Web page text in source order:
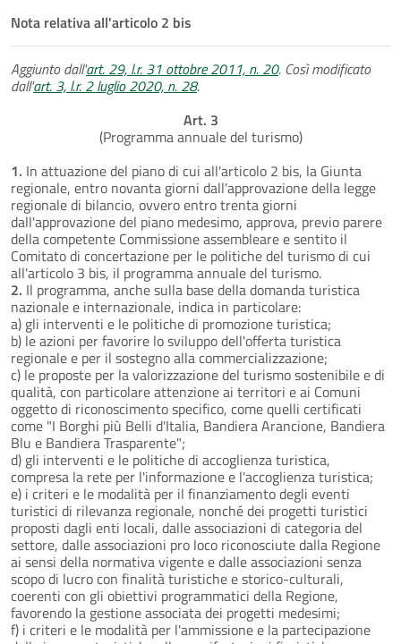
Nota relativa all'articolo 2 bis
Aggiunto dall'art. 29, l.r. 31 ottobre 2011, n. 20. Così modificato
dall'art. 3, l.r. 2 luglio 2020, n. 28.
Art. 3
(Programma annuale del turismo)
1. In attuazione del piano di cui all'articolo 2 bis, la Giunta
regionale, entro novanta giorni dall'approvazione della legge
regionale di bilancio, ovvero entro trenta giorni
dall'approvazione del piano medesimo, approva, previo parere
della competente Commissione assembleare e sentito il
Comitato di concertazione per le politiche del turismo di cui
all'articolo 3 bis, il programma annuale del turismo.
2. Il programma, anche sulla base della domanda turistica
nazionale e internazionale, indica in particolare:
a) gli interventi e le politiche di promozione turistica;
b) le azioni per favorire lo sviluppo dell'offerta turistica
regionale e per il sostegno alla commercializzazione;
c) le proposte per la valorizzazione del turismo sostenibile e di
qualità, con particolare attenzione ai territori e ai Comuni
oggetto di riconoscimento specifico, come quelli certificati
come "I Borghi più Belli d'Italia, Bandiera Arancione, Bandiera
Blu e Bandiera Trasparente";
d) gli interventi e le politiche di accoglienza turistica,
compresa la rete per l'informazione e l'accoglienza turistica;
e) i criteri e le modalità per il finanziamento degli eventi
turistici di rilevanza regionale, nonché dei progetti turistici
proposti dagli enti locali, dalle associazioni di categoria del
settore, dalle associazioni pro loco riconosciute dalla Regione
ai sensi della normativa vigente e dalle associazioni senza
scopo di lucro con finalità turistiche e storico-culturali,
coerenti con gli obiettivi programmatici della Regione,
favorendo la gestione associata dei progetti medesimi;
f) i criteri e le modalità per l'ammissione e la partecipazione